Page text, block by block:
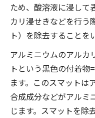
ため、酸溶液に浸して
カリ浸せきなどを行う
ト）を除去することを
アルミニウムのアルカ
トという黒色の付着物
ます。このスマットは
合成成分などがアルミ
じます。スマットを除